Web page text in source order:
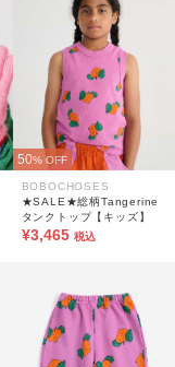
50% OFF
BOBOCHOSES
★SALE★総柄Tangerine
タンクトップ【キッズ】
¥3,465 税込